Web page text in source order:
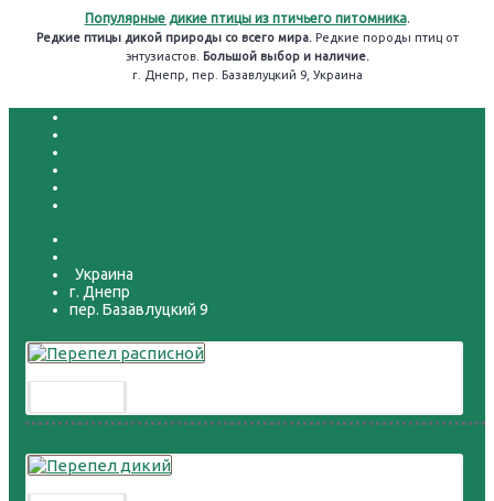
Популярные дикие птицы из птичьего питомника.
Редкие птицы дикой природы со всего мира. Редкие породы птиц от
энтузиастов. Большой выбор и наличие.
г. Днепр, пер. Базавлуцкий 9, Украина
Украина
г. Днепр
пер. Базавлуцкий 9